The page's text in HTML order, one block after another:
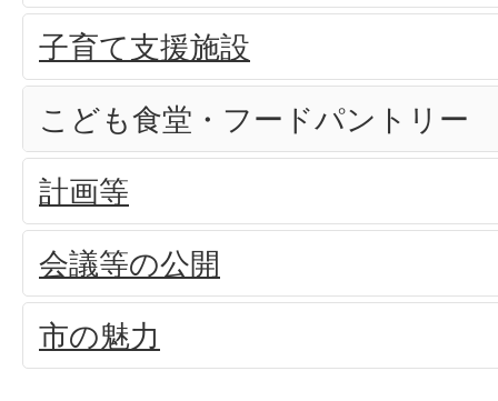
子育て支援施設
こども食堂・フードパントリー
計画等
会議等の公開
市の魅力